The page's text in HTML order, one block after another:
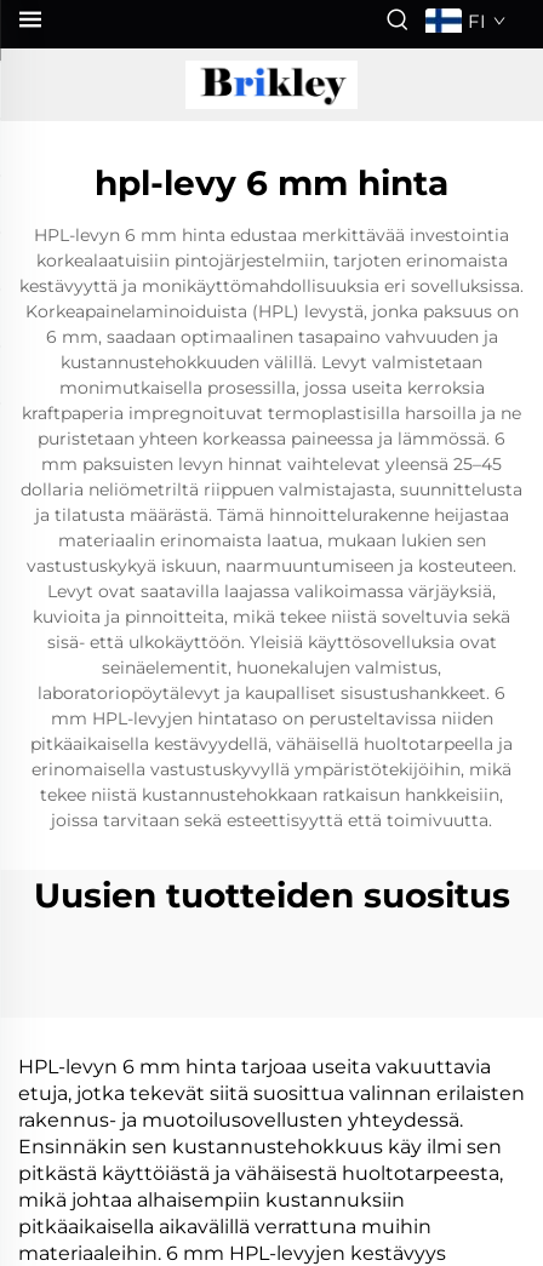
FI
hpl-levy 6 mm hinta
HPL-levyn 6 mm hinta edustaa merkittävää investointia
korkealaatuisiin pintojärjestelmiin, tarjoten erinomaista
kestävyyttä ja monikäyttömahdollisuuksia eri sovelluksissa.
Korkeapainelaminoiduista (HPL) levystä, jonka paksuus on
6 mm, saadaan optimaalinen tasapaino vahvuuden ja
kustannustehokkuuden välillä. Levyt valmistetaan
monimutkaisella prosessilla, jossa useita kerroksia
kraftpaperia impregnoituvat termoplastisilla harsoilla ja ne
puristetaan yhteen korkeassa paineessa ja lämmössä. 6
mm paksuisten levyn hinnat vaihtelevat yleensä 25–45
dollaria neliömetriltä riippuen valmistajasta, suunnittelusta
ja tilatusta määrästä. Tämä hinnoittelurakenne heijastaa
materiaalin erinomaista laatua, mukaan lukien sen
vastustuskykyä iskuun, naarmuuntumiseen ja kosteuteen.
Levyt ovat saatavilla laajassa valikoimassa värjäyksiä,
kuvioita ja pinnoitteita, mikä tekee niistä soveltuvia sekä
sisä- että ulkokäyttöön. Yleisiä käyttösovelluksia ovat
seinäelementit, huonekalujen valmistus,
laboratoriopöytälevyt ja kaupalliset sisustushankkeet. 6
mm HPL-levyjen hintataso on perusteltavissa niiden
pitkäaikaisella kestävyydellä, vähäisellä huoltotarpeella ja
erinomaisella vastustuskyvyllä ympäristötekijöihin, mikä
tekee niistä kustannustehokkaan ratkaisun hankkeisiin,
joissa tarvitaan sekä esteettisyyttä että toimivuutta.
Uusien tuotteiden suositus
HPL-levyn 6 mm hinta tarjoaa useita vakuuttavia
etuja, jotka tekevät siitä suosittua valinnan erilaisten
rakennus- ja muotoilusovellusten yhteydessä.
Ensinnäkin sen kustannustehokkuus käy ilmi sen
pitkästä käyttöiästä ja vähäisestä huoltotarpeesta,
mikä johtaa alhaisempiin kustannuksiin
pitkäaikaisella aikavälillä verrattuna muihin
materiaaleihin. 6 mm HPL-levyjen kestävyys